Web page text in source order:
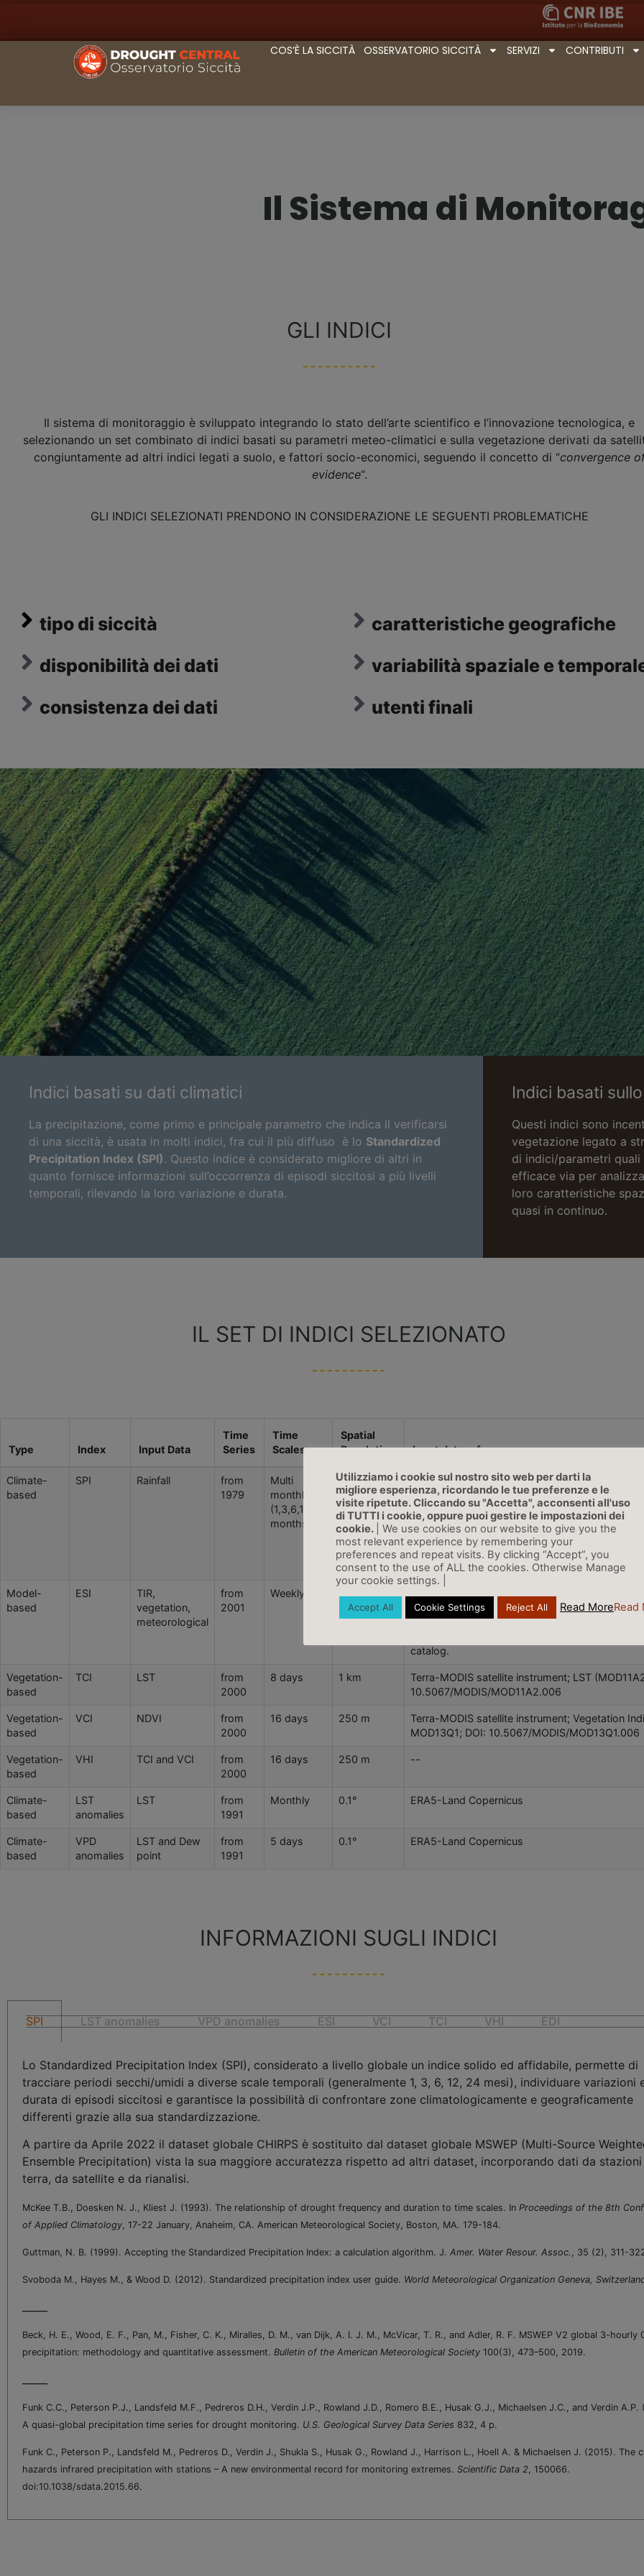
COS’È LA SICCITÀ OSSERVATORIO SICCITÀ SERVIZI CONTRIBUTI
Il Sistema di
GLI INDICI
Il sistema di monitoraggio è sviluppato integrando lo stato dell’arte scientifico e l’innovazione tecnologica, e
selezionando un set combinato di indici basati su parametri meteo-climatici e sulla vegetazione derivati da
congiuntamente ad altri indici legati a suolo, e fattori socio-economici, seguendo il concetto di “convergence
evidence“.
GLI INDICI SELEZIONATI PRENDONO IN CONSIDERAZIONE LE SEGUENTI PROBLEMATICHE
tipo di siccità
disponibilità dei dati
consistenza dei dati
caratteristiche geografiche
variabilità spaziale e
utenti finali
Indici basati su dati climatici
La precipitazione, come primo e principale parametro che indica il verificarsi
di una siccità, è usata in molti indici, fra cui il più diffuso è lo Standardized
Precipitation Index (SPI). Questo indice è considerato migliore di altri in
quanto fornisce informazioni sull’occorrenza di episodi siccitosi a più livelli
temporali, rilevando la loro variazione e durata.
Indici basati
Questi indici sono
vegetazione legato a
di indici/parametri quali
efficace via per
loro caratteristiche
quasi in continuo.
IL SET DI INDICI SELEZIONATO
Type Index Input Data
Time
Series
Time
Scales
Spatial
Resolution
Input data reference
Climate-
based
SPI Rainfall
from
1979
Multi
monthly
(1,3,6,12,24
months)
0.1°
From April 2022 MSWEP-Multi-Source
Ensemble Precipitation (Beck H. E. et al., 2019)
rainfall dataset used for the monthly bulletins
webGIS. (Old dataset: CHIRPS-Climate
Infrared Precipitation with Stations (Funk et al.,
et al., 2015)). ERA5 Land dataset is used for
Scan" Dashboard.
Model-
based
ESI
TIR,
vegetation,
meteorological
from
2001
Weekly
Surface Temperature and Leaf Area Index
MODIS; other meterological inputs from the
catalog.
Vegetation-
based
TCI LST
from
2000
8 days 1 km
Terra-MODIS satellite instrument; LST
10.5067/MODIS/MOD11A2.006
Vegetation-
based
VCI NDVI
from
2000
16 days 250 m
Terra-MODIS satellite instrument; Vegetation
MOD13Q1; DOI: 10.5067/MODIS/MOD13Q1.006
Vegetation-
based
VHI TCI and VCI
from
2000
16 days 250 m --
Climate-
based
LST
anomalies
LST
from
1991
Monthly 0.1° ERA5-Land Copernicus
Climate-
based
VPD
anomalies
LST and Dew
point
from
1991
5 days 0.1° ERA5-Land Copernicus
INFORMAZIONI SUGLI INDICI
SPI LST anomalies VPD anomalies ESI VCI TCI VHI EDI
Lo Standardized Precipitation Index (SPI), considerato a livello globale un indice solido ed affidabile, permette di
tracciare periodi secchi/umidi a diverse scale temporali (generalmente 1, 3, 6, 12, 24 mesi), individuare variazioni
durata di episodi siccitosi e garantisce la possibilità di confrontare zone climatologicamente e geograficamente
differenti grazie alla sua standardizzazione.
A partire da Aprile 2022 il dataset globale CHIRPS è sostituito dal dataset globale MSWEP (Multi-Source
Ensemble Precipitation) vista la sua maggiore accuratezza rispetto ad altri dataset, incorporando dati da stazioni
terra, da satellite e da rianalisi.
McKee T.B., Doesken N. J., Kliest J. (1993). The relationship of drought frequency and duration to time scales. In Proceedings of the 8th
of Applied Climatology , 17-22 January, Anaheim, CA. American Meteorological Society, Boston, MA. 179-184.
Guttman, N. B. (1999). Accepting the Standardized Precipitation Index: a calculation algorithm. J. Amer. Water Resour. Assoc. , 35 (2), 311-
Svoboda M., Hayes M., & Wood D. (2012). Standardized precipitation index user guide. World Meteorological Organization Geneva,
Beck, H. E., Wood, E. F., Pan, M., Fisher, C. K., Miralles, D. M., van Dijk, A. I. J. M., McVicar, T. R., and Adler, R. F. MSWEP V2 global 3-hourly
precipitation: methodology and quantitative assessment. Bulletin of the American Meteorological Society 100(3), 473–500, 2019.
Funk C.C., Peterson P.J., Landsfeld M.F., Pedreros D.H., Verdin J.P., Rowland J.D., Romero B.E., Husak G.J., Michaelsen J.C., and Verdin A.P.
A quasi-global precipitation time series for drought monitoring. U.S. Geological Survey Data Series 832, 4 p.
Funk C., Peterson P., Landsfeld M., Pedreros D., Verdin J., Shukla S., Husak G., Rowland J., Harrison L., Hoell A. & Michaelsen J. (2015). The
hazards infrared precipitation with stations – A new environmental record for monitoring extremes. Scientific Data 2, 150066.
doi:10.1038/sdata.2015.66.
Utilizziamo i cookie sul nostro sito web per darti la
migliore esperienza, ricordando le tue preferenze e le
visite ripetute. Cliccando su "Accetta", acconsenti all'uso
di TUTTI i cookie, oppure puoi gestire le impostazioni dei
cookie.
| We use cookies on our website to give you the
most relevant experience by remembering your
preferences and repeat visits. By clicking “Accept”, you
consent to the use of ALL the cookies. Otherwise Manage
your cookie settings. |
Accept All Cookie Settings Reject All Read MoreRead